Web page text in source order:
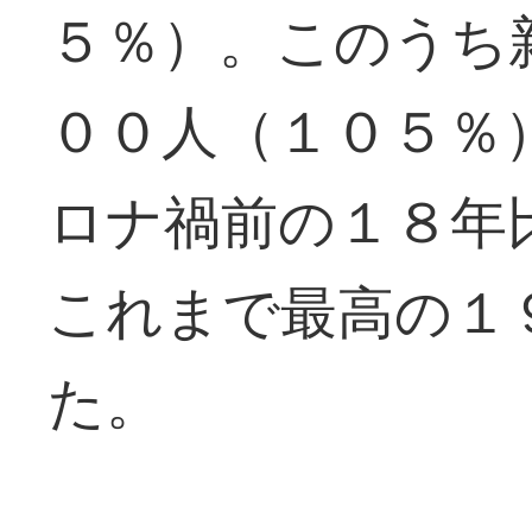
５％）。このう
００人（１０５
ロナ禍前の１８
これまで最高の
た。